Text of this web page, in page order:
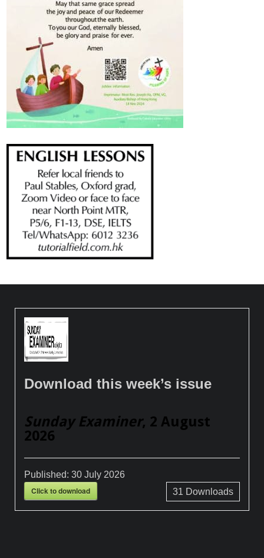
Download this week’s issue
Sunday Examiner, 2 August
2026
Published:30 July 2026
Click to download 31 Downloads